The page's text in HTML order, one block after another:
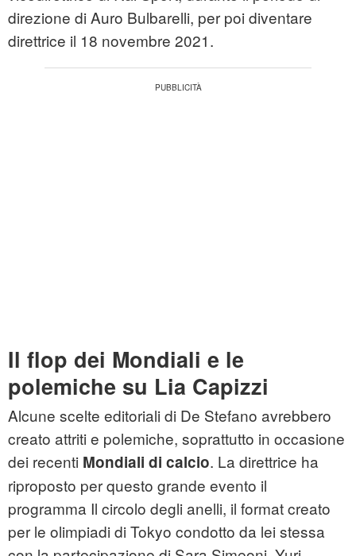
direzione di Auro Bulbarelli, per poi diventare
direttrice il 18 novembre 2021.
Il flop dei Mondiali e le
polemiche su Lia Capizzi
Alcune scelte editoriali di De Stefano avrebbero
creato attriti e polemiche, soprattutto in occasione
dei recenti Mondiali di calcio. La direttrice ha
riproposto per questo grande evento il
programma Il circolo degli anelli, il format creato
per le olimpiadi di Tokyo condotto da lei stessa